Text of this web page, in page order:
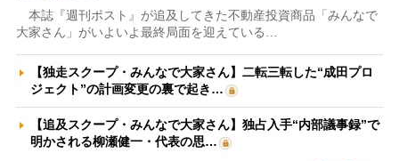
本誌『週刊ポスト』が追及してきた不動産投資商品「みんなで
大家さん」がいよいよ最終局面を迎えている…
【独走スクープ・みんなで大家さん】二転三転した“成田プロ
ジェクト”の計画変更の裏で起き…
【追及スクープ・みんなで大家さん】独占入手“内部議事録”で
明かされる柳瀬健一・代表の思…